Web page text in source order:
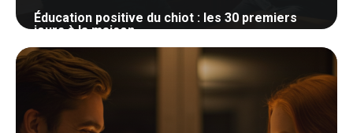
Éducation positive du chiot : les 30 premiers
jours à la maison
27 mai 2026